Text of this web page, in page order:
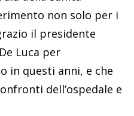
non solo per i
il presidente
Luca per
in questi anni, e che
dell’ospedale e